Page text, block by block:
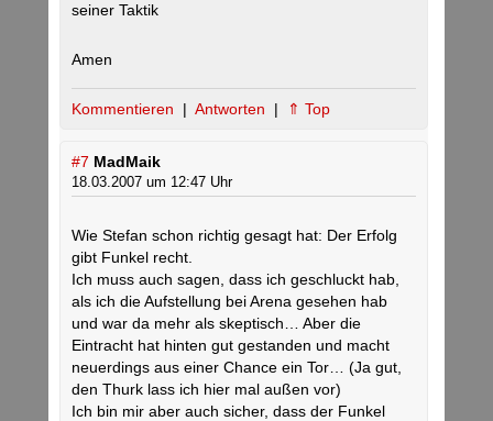
seiner Taktik
Amen
Kommentieren | Antworten | ⇑ Top
#7 MadMaik
18.03.2007 um 12:47 Uhr
Wie Stefan schon richtig gesagt hat: Der Erfolg
gibt Funkel recht.
Ich muss auch sagen, dass ich geschluckt hab,
als ich die Aufstellung bei Arena gesehen hab
und war da mehr als skeptisch… Aber die
Eintracht hat hinten gut gestanden und macht
neuerdings aus einer Chance ein Tor… (Ja gut,
den Thurk lass ich hier mal außen vor)
Ich bin mir aber auch sicher, dass der Funkel